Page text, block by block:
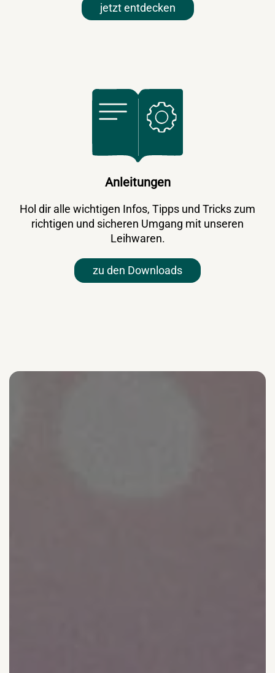
jetzt entdecken
Anleitungen
Hol dir alle wichtigen Infos, Tipps und Tricks zum
richtigen und sicheren Umgang mit unseren
Leihwaren.
zu den Downloads